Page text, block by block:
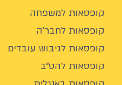
קופסאות למשפחה
קופסאות לחבר'ה
קופסאות לגיבוש עובדים
קופסאות להט"ב